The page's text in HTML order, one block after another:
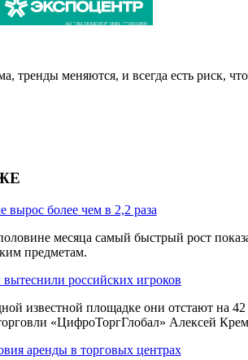
АО "ЭКСПОЦЕНТР" ИНН: 7718033809
меняются, и всегда есть риск,
более чем в 2,2 раза
месяца самый быстрый рост
предметам.
российских игроков
известной площадке они отстают на 42
«ЦифроТоргГлобал» Алексей
аренды в торговых центрах